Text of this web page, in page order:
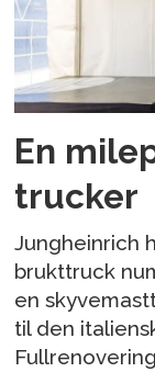
En
trucker
Jungheinrich
brukttruck
en
til den